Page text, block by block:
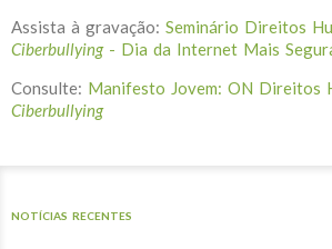
Assista à gravação: Seminário Direitos
Ciberbullying - Dia da Internet Mais
Consulte: Manifesto Jovem: ON Direitos
Ciberbullying
NOTÍCIAS RECENTES